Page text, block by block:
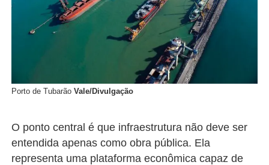
Porto de TubarãoVale/Divulgação
O ponto central é que infraestrutura não deve ser
entendida apenas como obra pública. Ela
representa uma plataforma econômica capaz de